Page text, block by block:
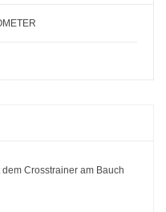
dem Crosstrainer am Bauch